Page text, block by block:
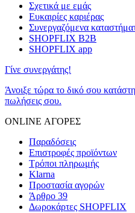
Σχετικά με εμάς
Ευκαιρίες καριέρας
Συνεργαζόμενα
SHOPFLIX B2B
SHOPFLIX app
Γίνε συνεργάτης!
Άνοιξε τώρα το δικό σου
πωλήσεις σου.
ONLINE ΑΓΟΡΕΣ
Παραδόσεις
Επιστροφές προϊόντων
Τρόποι πληρωμής
Klarna
Προστασία αγορών
Άρθρο 39
Δωροκάρτες SHOPFLIX